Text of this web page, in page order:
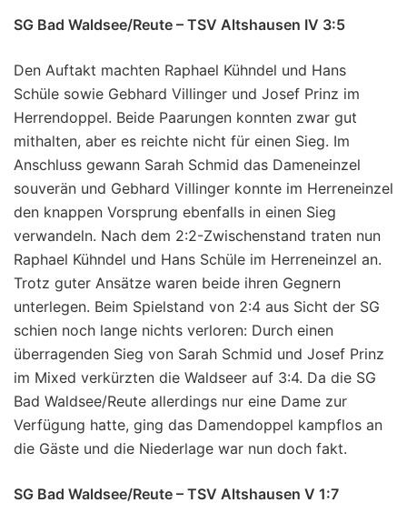
SG Bad Waldsee/Reute – TSV Altshausen IV 3:5
Den Auftakt machten Raphael Kühndel und Hans
Schüle sowie Gebhard Villinger und Josef Prinz im
Herrendoppel. Beide Paarungen konnten zwar gut
mithalten, aber es reichte nicht für einen Sieg. Im
Anschluss gewann Sarah Schmid das Dameneinzel
souverän und Gebhard Villinger konnte im Herreneinzel
den knappen Vorsprung ebenfalls in einen Sieg
verwandeln. Nach dem 2:2-Zwischenstand traten nun
Raphael Kühndel und Hans Schüle im Herreneinzel an.
Trotz guter Ansätze waren beide ihren Gegnern
unterlegen. Beim Spielstand von 2:4 aus Sicht der SG
schien noch lange nichts verloren: Durch einen
überragenden Sieg von Sarah Schmid und Josef Prinz
im Mixed verkürzten die Waldseer auf 3:4. Da die SG
Bad Waldsee/Reute allerdings nur eine Dame zur
Verfügung hatte, ging das Damendoppel kampflos an
die Gäste und die Niederlage war nun doch fakt.
SG Bad Waldsee/Reute – TSV Altshausen V 1:7